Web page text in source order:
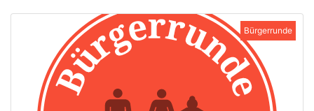
Bürgerrunde